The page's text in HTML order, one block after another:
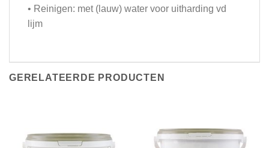
• Reinigen: met (lauw) water voor uitharding vd
lijm
GERELATEERDE PRODUCTEN